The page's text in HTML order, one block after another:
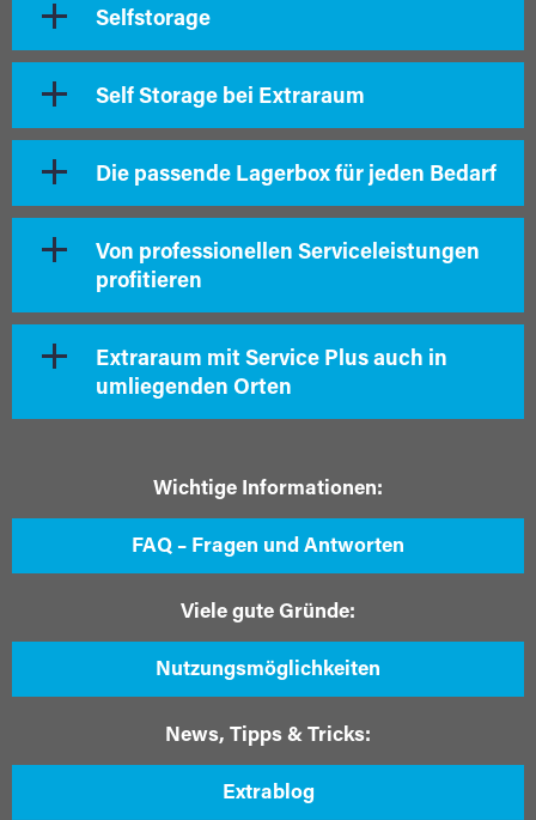
Selfstorage
Self Storage bei Extraraum
Die passende Lagerbox für jeden Bedarf
Von professionellen Serviceleistungen
profitieren
Extraraum mit Service Plus auch in
umliegenden Orten
Wichtige Informationen:
FAQ – Fragen und Antworten
Viele gute Gründe:
Nutzungsmöglichkeiten
News, Tipps & Tricks:
Extrablog